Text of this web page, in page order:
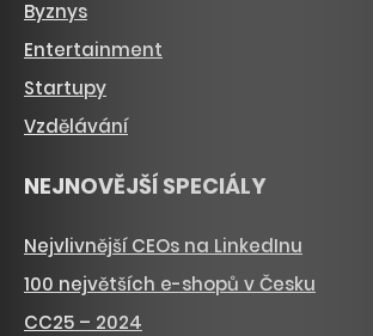
Byznys
Entertainment
Startupy
Vzdělávání
NEJNOVĚJŠÍ SPECIÁLY
Nejvlivnější CEOs na LinkedInu
100 největších e-shopů v Česku
CC25 – 2024